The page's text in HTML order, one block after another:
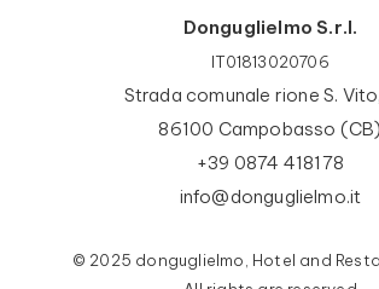
Donguglielmo S.r.l.
IT01813020706
Strada comunale rione S.
86100 Campobasso (CB)
+39 0874 418178
info@donguglielmo.it
© 2025 donguglielmo, Hotel and